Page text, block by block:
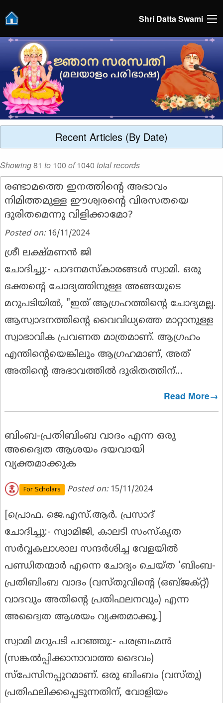
Shri Datta Swami
Recent Articles (By Date)
Showing81 to 100 of1040 total records
രണ്ടാമത്തെ ഇനത്തിന്റെ അഭാവം
നിമിത്തമുള്ള ഈശ്വരൻ്റെ വിരസതയെ
ദുരിതമെന്നു വിളിക്കാമോ?
Posted on: 16/11/2024
ശ്രീ ലക്ഷ്മണൻ ജി
ചോദിച്ചു:- പാദനമസ്കാരങ്ങൾ സ്വാമി. ഒരു
ഭക്തൻ്റെ ചോദ്യത്തിനുള്ള അങ്ങയുടെ
മറുപടിയിൽ, "ഇത് ആഗ്രഹത്തിൻ്റെ ചോദ്യമല്ല.
ആസ്വാദനത്തിൻ്റെ വൈവിധ്യത്തെ മാറ്റാനുള്ള
സ്വാഭാവിക പ്രവണത മാത്രമാണ്. ആഗ്രഹം
എന്തിൻ്റെയെങ്കിലും ആഗ്രഹമാണ്, അത്
അതിൻ്റെ അഭാവത്തിൽ ദുരിതത്തിന്...
Read More→
ബിംബ-പ്രതിബിംബ വാദം എന്ന ഒരു
അദ്വൈത ആശയം ദയവായി
വ്യക്തമാക്കുക
For Scholars Posted on: 15/11/2024
പ്രൊഫ. ജെ.എസ്.ആർ. പ്രസാദ്
ചോദിച്ചു:- സ്വാമിജി, കാലടി സംസ്കൃത
സർവ്വകലാശാല സന്ദർശിച്ച വേളയിൽ
പണ്ഡിതന്മാർ എന്നെ ചോദ്യം ചെയ്ത 'ബിംബ-
പ്രതിബിംബ വാദം (വസ്തുവിൻ്റെ (ഒബ്ജക്റ്റ്)
വാദവും അതിൻ്റെ പ്രതിഫലനവും) എന്ന
അദ്വൈത ആശയം വ്യക്തമാക്കൂ.]
സ്വാമി മറുപടി പറഞ്ഞു:- പരബ്രഹ്മൻ
(സങ്കൽപ്പിക്കാനാവാത്ത ദൈവം)
സ്പേസിനപ്പുറമാണ്. ഒരു ബിംബം (വസ്തു)
പ്രതിഫലിക്കപ്പെടുന്നതിന്, വോളിയം